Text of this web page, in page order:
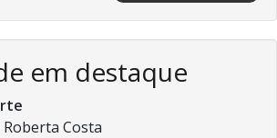
em destaque
Roberta Costa